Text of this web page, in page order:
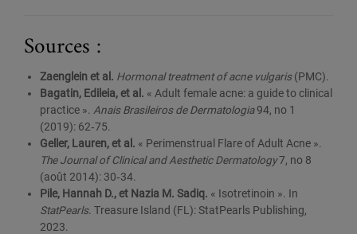
Sources :
Zaenglein et al. Hormonal treatment of acne vulgaris(PMC).
Bagatin, Edileia, et al. « Adult female acne: a guide to clinical
practice ». Anais Brasileiros de Dermatologia94, no 1
(2019): 62‑75.
Geller, Lauren, et al. « Perimenstrual Flare of Adult Acne ».
The Journal of Clinical and Aesthetic Dermatology7, no 8
(août 2014): 30‑34.
Pile, Hannah D., et Nazia M. Sadiq. « Isotretinoin ». In
StatPearls. Treasure Island (FL): StatPearls Publishing,
2023.